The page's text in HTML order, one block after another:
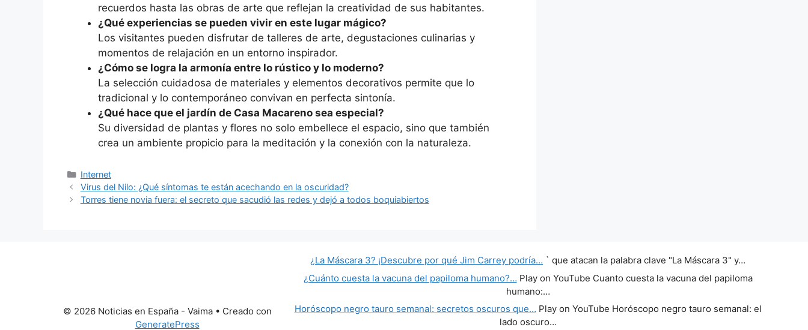
recuerdos hasta las obras de arte que reflejan la creatividad de sus habitantes.
¿Qué experiencias se pueden vivir en este lugar mágico?
Los visitantes pueden disfrutar de talleres de arte, degustaciones culinarias y
momentos de relajación en un entorno inspirador.
¿Cómo se logra la armonía entre lo rústico y lo moderno?
La selección cuidadosa de materiales y elementos decorativos permite que lo
tradicional y lo contemporáneo convivan en perfecta sintonía.
¿Qué hace que el jardín de Casa Macareno sea especial?
Su diversidad de plantas y flores no solo embellece el espacio, sino que también
crea un ambiente propicio para la meditación y la conexión con la naturaleza.
Categorías
Internet
Virus del Nilo: ¿Qué síntomas te están acechando en la oscuridad?
Torres tiene novia fuera: el secreto que sacudió las redes y dejó a todos boquiabiertos
¿La Máscara 3? ¡Descubre por qué Jim Carrey podría… ` que atacan la palabra clave "La Máscara 3" y…
¿Cuánto cuesta la vacuna del papiloma humano?… Play on YouTube Cuanto cuesta la vacuna del papiloma
humano:…
Horóscopo negro tauro semanal: secretos oscuros que… Play on YouTube Horóscopo negro tauro semanal: el
lado oscuro…
© 2026 Noticias en España - Vaima• Creado con
GeneratePress